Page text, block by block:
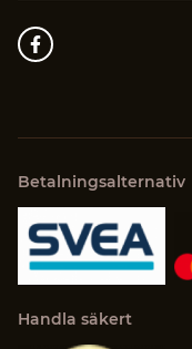
Betalningsalternativ
Handla säkert